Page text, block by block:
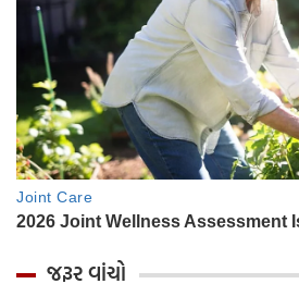
જરૂર વાંચો